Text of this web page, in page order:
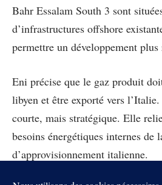
Bahr Essalam South 3 sont
d’infrastructures offshore
permettre un développement plus
Eni précise que le gaz produit
libyen et être exporté vers l’Italie.
courte, mais stratégique. Elle
besoins énergétiques internes de
d’approvisionnement italienne.